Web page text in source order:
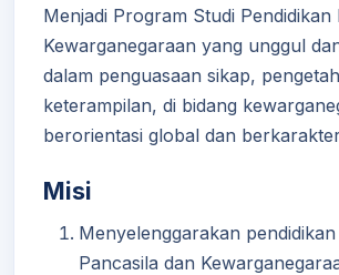
Menjadi Program Studi Pendidikan
Kewarganegaraan yang unggul
dalam penguasaan sikap,
keterampilan, di bidang
berorientasi global dan
Misi
Menyelenggarakan
Pancasila dan